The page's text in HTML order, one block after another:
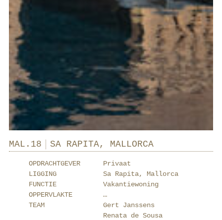
MAL.18 SA RAPITA, MALLORCA
OPDRACHTGEVER
Privaat
LIGGING
Sa Rapita, Mallorca
FUNCTIE
Vakantiewoning
OPPERVLAKTE
…
TEAM
Gert Janssens
Renata de Sousa